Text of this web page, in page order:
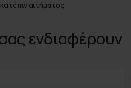
αιτήματος
ενδιαφέρουν